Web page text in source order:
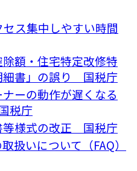
ス集中しやすい時間
除額・住宅特定改修特
細書」の誤り 国税庁
ーの動作が遅くなる
税庁
等様式の改正 国税庁
扱いについて（FAQ）